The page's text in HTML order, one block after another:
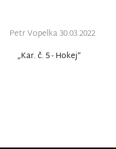
Petr Vopelka 30.03.2022
„Kar. č. 5 - Hokej“